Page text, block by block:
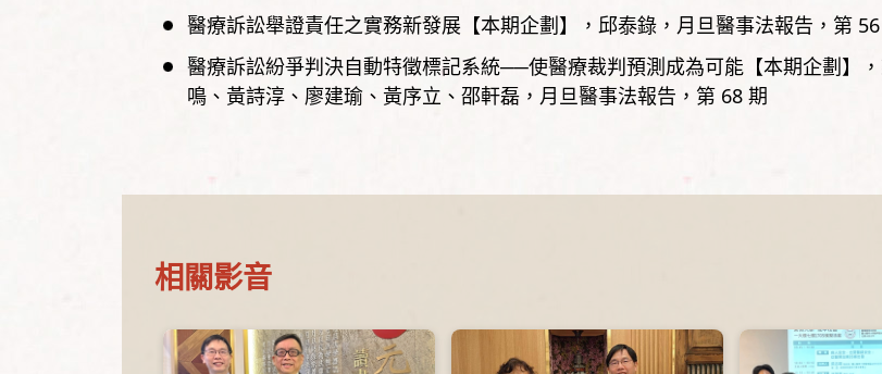
醫療訴訟舉證責任之實務新發展【本期企劃】
邱泰錄 月旦醫事法報告， 第 56
醫療訴訟紛爭判決自動特徵標記系統──使醫療裁判預測成為可能【本期企劃】
鳴、黃詩淳、廖建瑜、黃序立、邵軒磊
月旦醫事法報告， 第 68 期
相關影音